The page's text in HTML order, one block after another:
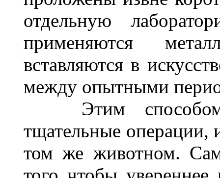
отдельную
применяются
вставляются в
между опытными
Этим способом
тщательные операции,
том же животном.